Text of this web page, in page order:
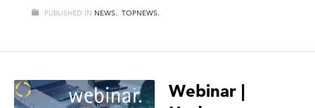
PUBLISHED IN NEWS. , TOPNEWS.
Webinar |